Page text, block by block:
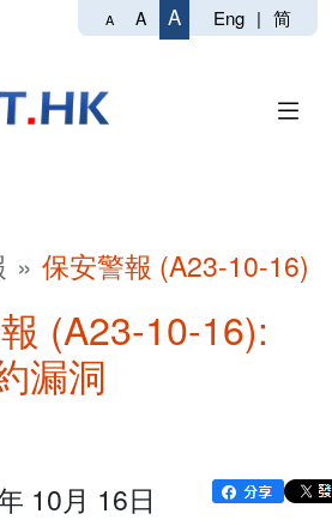
A A A Eng | 简
保安警報 (A23-10-16)
(A23-10-16):
漏洞
10月 16日